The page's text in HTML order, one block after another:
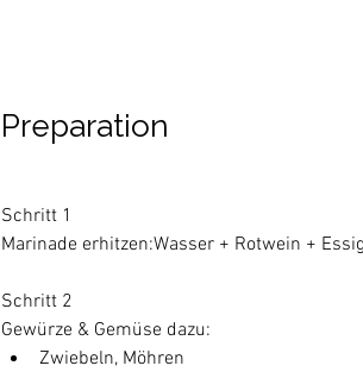
Preparation
Schritt 1
Marinade erhitzen:Wasser + Rotwein +
Schritt 2
Gewürze & Gemüse dazu:
Zwiebeln, Möhren